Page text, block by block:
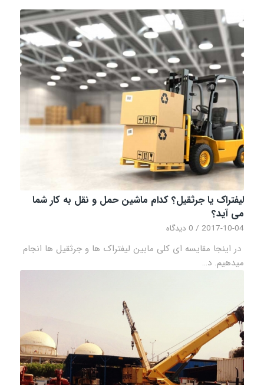
لیفتراک یا جرثقیل؟ کدام ماشین حمل و نقل به کار شما
می آید؟
2017-10-04
/ 0 دیدگاه
در اینجا مقایسه ای کلی مابین لیفتراک ها و جرثقیل ها انجام
میدهیم. د…